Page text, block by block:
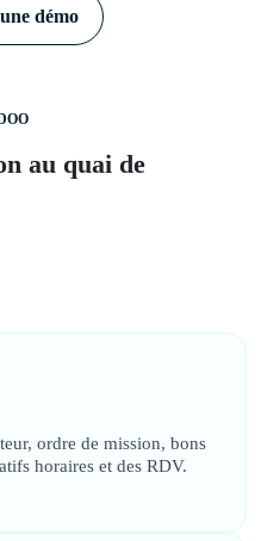
démo
au quai de
ordre de mission, bons
horaires et des RDV.